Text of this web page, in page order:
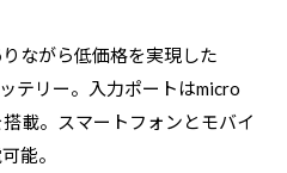
ながら低価格を実現した
テリー。入力ポートはmicro
載。スマートフォンとモバイ
能。